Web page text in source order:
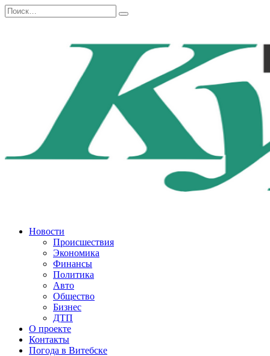
Перейти
к
Search
for:
Новости
Происшествия
Экономика
Финансы
Политика
Авто
Общество
Бизнес
ДТП
О проекте
Контакты
Погода в Витебске